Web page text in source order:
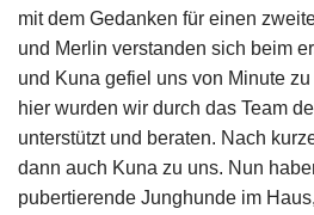
mit dem Gedanken für einen
und Merlin verstanden sich beim
und Kuna gefiel uns von Minute
hier wurden wir durch das Team
unterstützt und beraten. Nach
dann auch Kuna zu uns. Nun
pubertierende Junghunde im